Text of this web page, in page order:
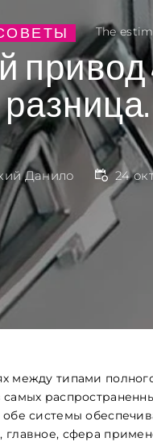
The
Данило 24
между типами
самых
обе системы
сфера